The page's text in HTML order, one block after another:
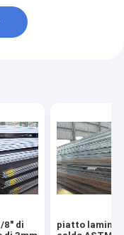
8" di
piatto